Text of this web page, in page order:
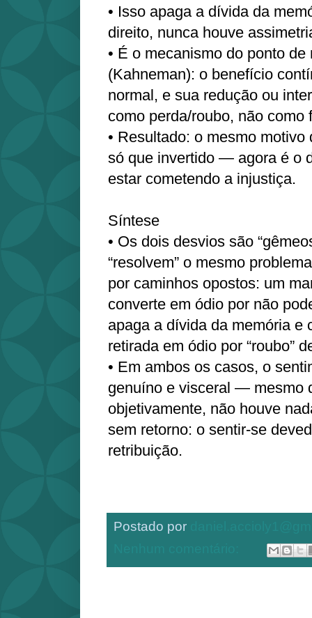
• Isso apaga a dívida da
direito, nunca houve
• É o mecanismo do ponto de
(Kahneman): o benefício
normal, e sua redução ou
como perda/roubo, não como
• Resultado: o mesmo
só que invertido — agora é o
estar cometendo a injustiça.
Síntese
• Os dois desvios são
“resolvem” o mesmo
por caminhos opostos: um
converte em ódio por não
apaga a dívida da memória e
retirada em ódio por “roubo”
• Em ambos os casos, o
genuíno e visceral — mesmo
objetivamente, não houve
sem retorno: o sentir-se
retribuição.
Postado por